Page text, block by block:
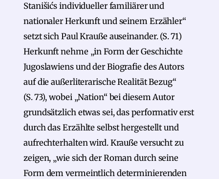
Stanišićs individueller familiärer und
nationaler Herkunft und seinem Erzähler“
setzt sich Paul Krauße auseinander. (S. 71)
Herkunft nehme „in Form der Geschichte
Jugoslawiens und der Biografie des Autors
auf die außerliterarische Realität Bezug“
(S. 73), wobei „Nation“ bei diesem Autor
grundsätzlich etwas sei, das performativ erst
durch das Erzählte selbst hergestellt und
aufrechterhalten wird. Krauße versucht zu
zeigen, „wie sich der Roman durch seine
Form dem vermeintlich determinierenden